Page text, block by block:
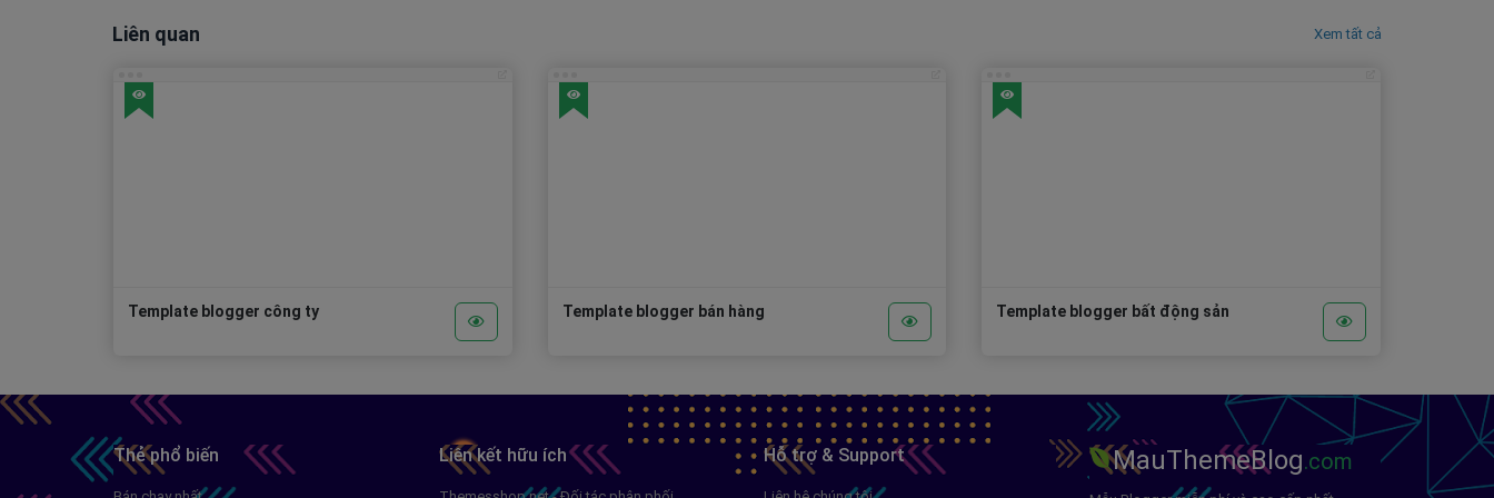
Liên quan Xem tất cả
Template blogger công ty Template blogger bán hàng Template blogger bất động sản
Thẻ phổ biến Liên kết hữu ích Hỗ trợ & Support MauThemeBlog.com